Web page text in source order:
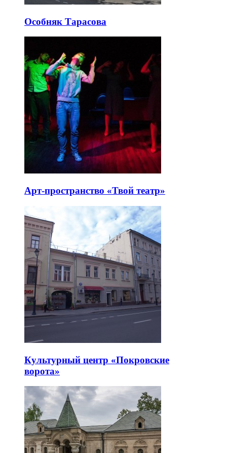
Особняк Тарасова
Арт-пространство «Твой театр»
Культурный центр «Покровские
ворота»